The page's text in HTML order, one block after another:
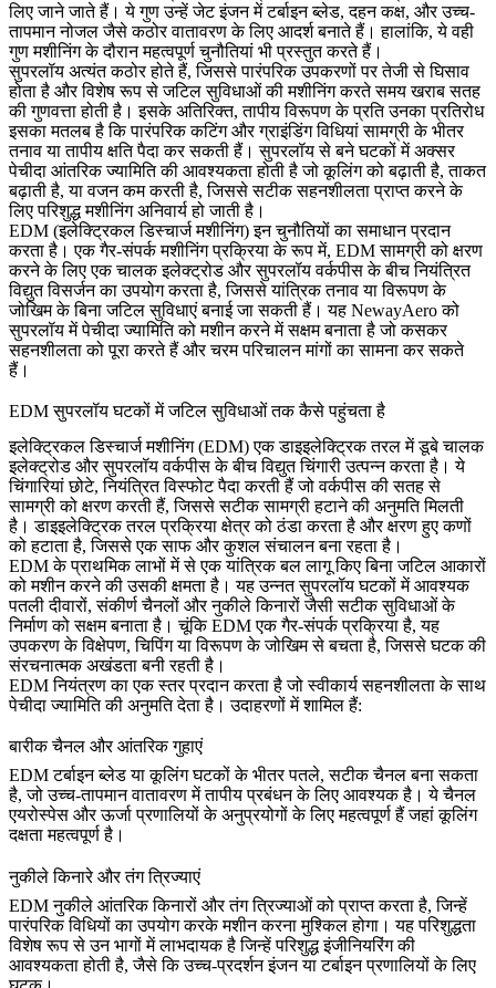
लिए जाने जाते हैं। ये गुण उन्हेंजेट इंजन में टर्बाइन ब्लेड,दहन कक्ष, औरउच्च-
तापमान नोजलजैसे कठोर वातावरण के लिए आदर्श बनाते हैं। हालांकि, ये वही
गुण मशीनिंग के दौरान महत्वपूर्ण चुनौतियां भी प्रस्तुत करते हैं।
सुपरलॉय अत्यंत कठोर होते हैं, जिससे पारंपरिक उपकरणों पर तेजी से घिसाव
होता है और विशेष रूप से जटिल सुविधाओं की मशीनिंग करते समय खराब सतह
की गुणवत्ता होती है। इसके अतिरिक्त, तापीय विरूपण के प्रति उनका प्रतिरोध
इसका मतलब है कि पारंपरिक कटिंग और ग्राइंडिंग विधियां सामग्री के भीतर
तनाव या तापीय क्षतिपैदा कर सकती हैं। सुपरलॉय से बने घटकों में अक्सर
पेचीदा आंतरिक ज्यामिति की आवश्यकता होती है जो कूलिंग को बढ़ाती है, ताकत
बढ़ाती है, या वजन कम करती है, जिससे सटीक सहनशीलता प्राप्त करने के
लिए परिशुद्ध मशीनिंग अनिवार्य हो जाती है।
EDM (इलेक्ट्रिकल डिस्चार्ज मशीनिंग)इन चुनौतियों का समाधान प्रदान
करता है। एक गैर-संपर्क मशीनिंग प्रक्रिया के रूप में, EDM सामग्री को क्षरण
करने के लिए एक चालक इलेक्ट्रोड और सुपरलॉय वर्कपीस के बीच नियंत्रित
विद्युत विसर्जन का उपयोग करता है, जिससे यांत्रिक तनाव या विरूपण के
जोखिम के बिना जटिल सुविधाएं बनाई जा सकती हैं। यह NewayAeroको
सुपरलॉय में पेचीदा ज्यामिति को मशीन करने में सक्षम बनाता है जो कसकर
सहनशीलता को पूरा करते हैं और चरम परिचालन मांगों का सामना कर सकते
हैं।
EDM सुपरलॉय घटकों में जटिल सुविधाओं तक कैसे पहुंचता है
इलेक्ट्रिकल डिस्चार्ज मशीनिंग (EDM) एक डाइइलेक्ट्रिक तरल में डूबे चालक
इलेक्ट्रोड और सुपरलॉय वर्कपीस के बीच विद्युत चिंगारी उत्पन्न करता है। ये
चिंगारियां छोटे, नियंत्रित विस्फोट पैदा करती हैं जो वर्कपीस की सतह से
सामग्री को क्षरण करती हैं, जिससे सटीक सामग्री हटाने की अनुमति मिलती
है। डाइइलेक्ट्रिक तरल प्रक्रिया क्षेत्र को ठंडा करता है और क्षरण हुए कणों
को हटाता है, जिससे एक साफ और कुशल संचालन बना रहता है।
EDM के प्राथमिक लाभों में से एक यांत्रिक बल लागू किए बिना जटिल आकारों
को मशीन करने की उसकी क्षमता है। यह उन्नत सुपरलॉय घटकों में आवश्यक
पतली दीवारों, संकीर्ण चैनलों और नुकीले किनारों जैसी सटीक सुविधाओं के
निर्माण को सक्षम बनाता है। चूंकि EDM एक गैर-संपर्क प्रक्रिया है, यह
उपकरण के विक्षेपण, चिपिंग या विरूपण के जोखिम से बचता है, जिससे घटक की
संरचनात्मक अखंडता बनी रहती है।
EDM नियंत्रण का एक स्तर प्रदान करता है जो स्वीकार्य सहनशीलता के साथ
पेचीदा ज्यामिति की अनुमति देता है। उदाहरणों में शामिल हैं:
बारीक चैनल और आंतरिक गुहाएं
EDM टर्बाइन ब्लेड या कूलिंग घटकों के भीतर पतले, सटीक चैनल बना सकता
है, जो उच्च-तापमान वातावरण में तापीय प्रबंधन के लिए आवश्यक है। ये चैनल
एयरोस्पेस और ऊर्जा प्रणालियोंके अनुप्रयोगों के लिए महत्वपूर्ण हैं जहां कूलिंग
दक्षता महत्वपूर्ण है।
नुकीले किनारे और तंग त्रिज्याएं
EDM नुकीले आंतरिक किनारों और तंग त्रिज्याओं को प्राप्त करता है, जिन्हें
पारंपरिक विधियों का उपयोग करके मशीन करना मुश्किल होगा। यह परिशुद्धता
विशेष रूप से उन भागों में लाभदायक है जिन्हेंपरिशुद्ध इंजीनियरिंगकी
आवश्यकता होती है, जैसे कि उच्च-प्रदर्शन इंजन या टर्बाइन प्रणालियों के लिए